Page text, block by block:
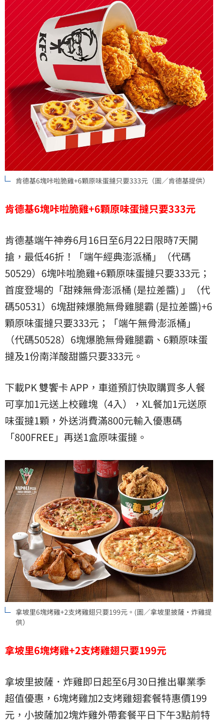
肯德基6塊咔啦脆雞+6顆原味蛋撻只要333元（圖／肯德基提供）
肯德基6塊咔啦脆雞+6顆原味蛋撻只要333元
肯德基端午神券6月16日至6月22日限時7天開
搶，最低46折！「端午經典澎派桶」（代碼
50529）6塊咔啦脆雞+6顆原味蛋撻只要333元；
首度登場的「甜辣無骨澎派桶 (是拉差醬) 」（代
碼50531）6塊甜辣爆脆無骨雞腿霸 (是拉差醬)+6
顆原味蛋撻只要333元；「端午無骨澎派桶」
（代碼50528）6塊爆脆無骨雞腿霸、6顆原味蛋
撻及1份南洋酸甜醬只要333元。
下載PK 雙饗卡 APP，車道預訂快取購買多人餐
可享加1元送上校雞塊（4入），XL餐加1元送原
味蛋撻1顆，外送消費滿800元輸入優惠碼
「800FREE」再送1盒原味蛋撻。
拿坡里6塊烤雞+2支烤雞翅只要199元。(圖／拿坡里披薩・炸雞提
供）
拿坡里6塊烤雞+2支烤雞翅只要199元
拿坡里披薩．炸雞即日起至6月30日推出畢業季
超值優惠，6塊烤雞加2支烤雞翅套餐特惠價199
元，小披薩加2塊炸雞外帶套餐平日下午3點前特